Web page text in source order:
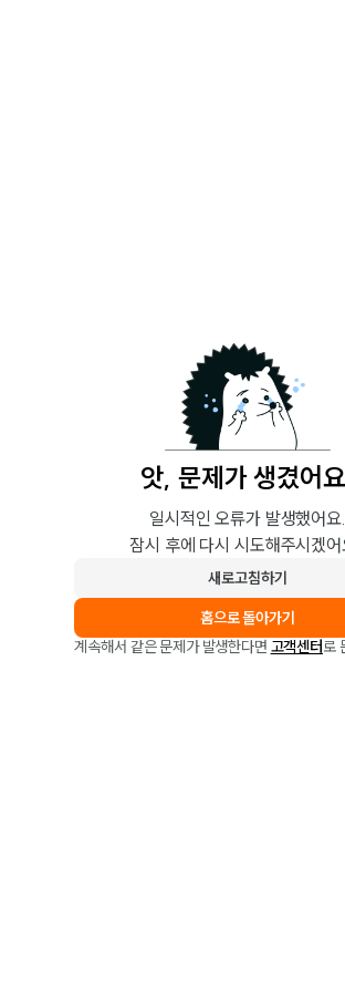
앗, 문제가 생겼어
일시적인 오류가 발생했어요.
잠시 후에 다시 시도해주시겠
새로고침하기
홈으로 돌아가기
계속해서 같은 문제가 발생한다면 고객센터로